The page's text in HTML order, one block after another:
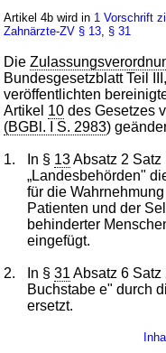
Artikel 4b wird in 1 Vorschrift
Zahnärzte-ZV § 13 § 31
Die
Bundesgesetzblatt Teil
veröffentlichten
Artikel 10 des Gesetzes
(BGBl. I S. 2983)
1. In § 13Absatz 2 Satz
„Landesbehörden"
für die
Patienten und der
behinderter
eingefügt.
2. In §31 Absatz 6 Satz
Buchstabe e" durch
ersetzt.